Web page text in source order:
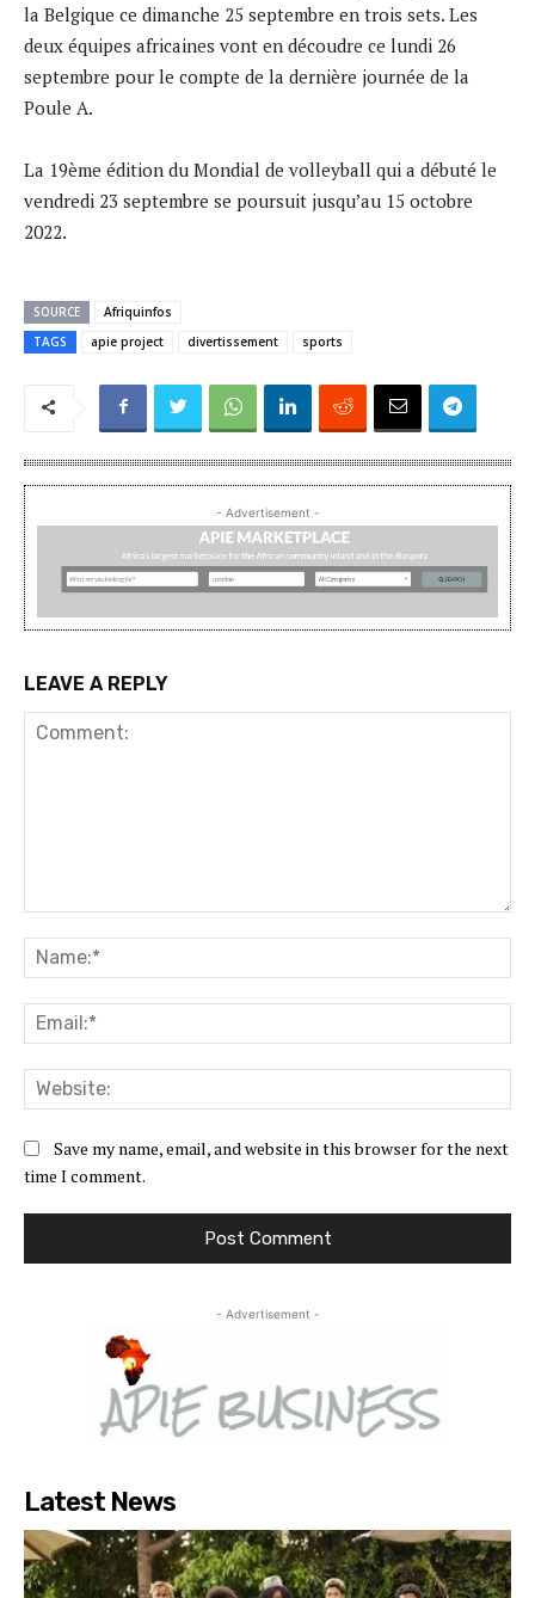
la Belgique ce dimanche 25 septembre en trois sets. Les
deux équipes africaines vont en découdre ce lundi 26
septembre pour le compte de la dernière journée de la
Poule A.
La 19ème édition du Mondial de volleyball qui a débuté le
vendredi 23 septembre se poursuit jusqu’au 15 octobre
2022.
SOURCE
Afriquinfos
TAGS
apie project divertissement sports
- Advertisement -
LEAVE A REPLY
Save my name, email, and website in this browser for the next
time I comment.
- Advertisement -
Latest News